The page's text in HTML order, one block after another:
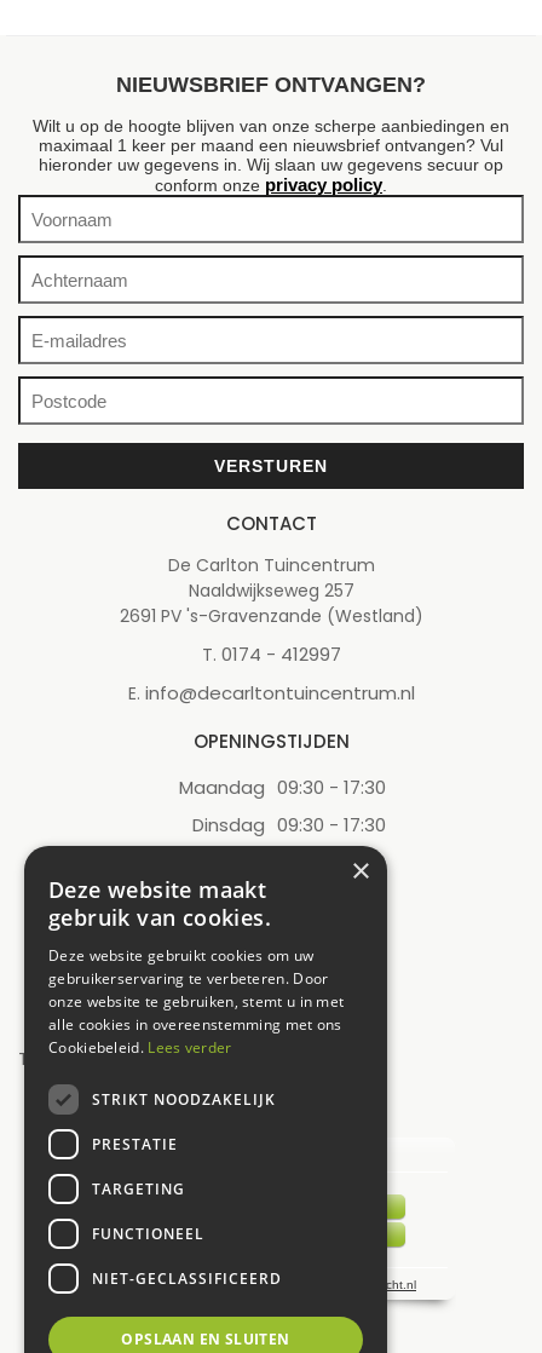
NIEUWSBRIEF ONTVANGEN?
Wilt u op de hoogte blijven van onze scherpe aanbiedingen en
maximaal 1 keer per maand een nieuwsbrief ontvangen? Vul
hieronder uw gegevens in. Wij slaan uw gegevens secuur op
conform onze privacy policy.
CONTACT
De Carlton Tuincentrum
Naaldwijkseweg 257
2691 PV 's-Gravenzande (Westland)
T. 0174 - 412997
E. info@decarltontuincentrum.nl
OPENINGSTIJDEN
Maandag 09:30 - 17:30
Dinsdag 09:30 - 17:30
09:30 - 17:30
Donderdag
Zaterdag 09:00 - 17:00
Zondag
12:00 - 17:00
Toon alle openingstijden
UW MENING TELT!
×
Deze website maakt
gebruik van cookies.
Deze website gebruikt cookies om uw
gebruikerservaring te verbeteren. Door
onze website te gebruiken, stemt u in met
alle cookies in overeenstemming met ons
Cookiebeleid. Lees verder
STRIKT NOODZAKELIJK
PRESTATIE
TARGETING
FUNCTIONEEL
NIET-GECLASSIFICEERD
OPSLAAN EN SLUITEN